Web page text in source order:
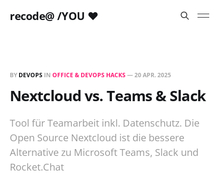
recode@ /YOU ❤️
BY DEVOPS IN OFFICE & DEVOPS HACKS—20 APR. 2025
Nextcloud vs. Teams & Slack
Tool für Teamarbeit inkl. Datenschutz. Die
Open Source Nextcloud ist die bessere
Alternative zu Microsoft Teams, Slack und
Rocket.Chat